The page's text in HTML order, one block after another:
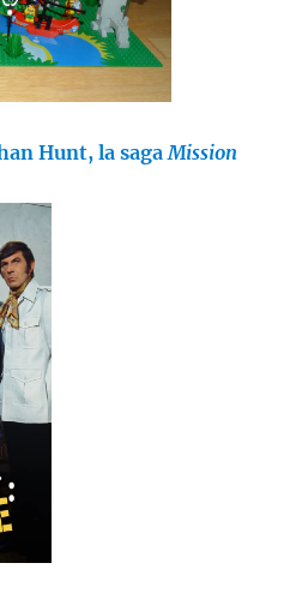
Hunt, la saga Mission